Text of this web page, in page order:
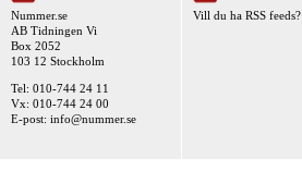
Nummer.se
AB Tidningen Vi
Box 2052
103 12 Stockholm
Tel: 010-744 24 11
Vx: 010-744 24 00
E-post: info@nummer.se
Vill du ha RSS feeds?